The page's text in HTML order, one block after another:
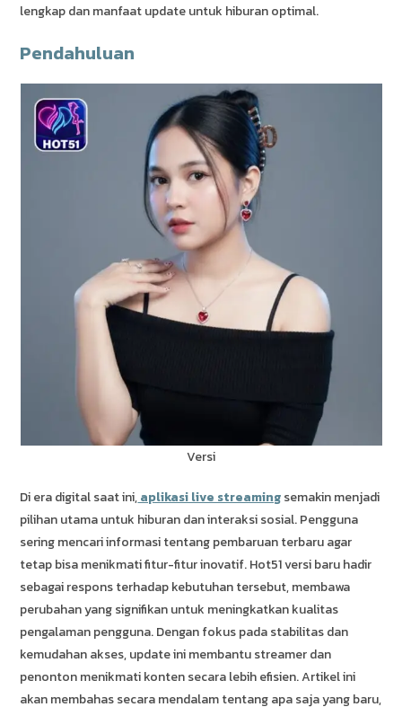
lengkap dan manfaat update untuk hiburan optimal.
Pendahuluan
Versi
Di era digital saat ini,aplikasi live streamingsemakin menjadi
pilihan utama untuk hiburan dan interaksi sosial. Pengguna
sering mencari informasi tentang pembaruan terbaru agar
tetap bisa menikmati fitur-fitur inovatif. Hot51 versi baru hadir
sebagai respons terhadap kebutuhan tersebut, membawa
perubahan yang signifikan untuk meningkatkan kualitas
pengalaman pengguna. Dengan fokus pada stabilitas dan
kemudahan akses, update ini membantu streamer dan
penonton menikmati konten secara lebih efisien. Artikel ini
akan membahas secara mendalam tentang apa saja yang baru,